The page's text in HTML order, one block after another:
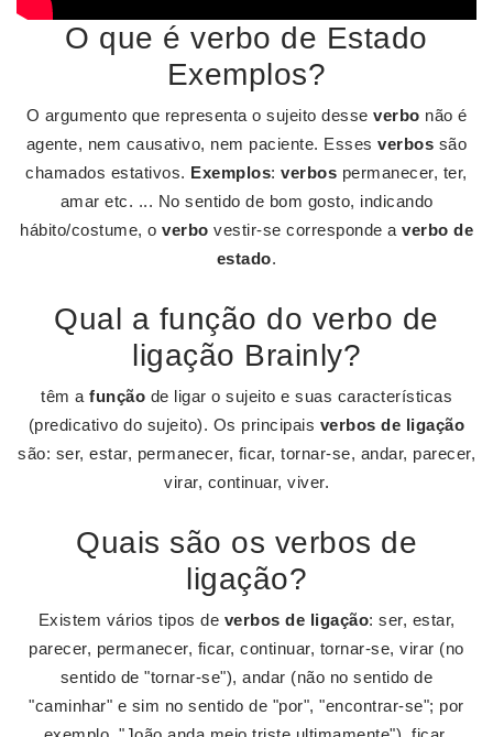
O que é verbo de Estado
Exemplos?
O argumento que representa o sujeito desse verbo não é
agente, nem causativo, nem paciente. Essesverbos são
chamados estativos. Exemplos:verbos permanecer, ter,
amar etc. ... No sentido de bom gosto, indicando
hábito/costume, o verbo vestir-se corresponde a verbo de
estado.
Qual a função do verbo de
ligação Brainly?
têm a função de ligar o sujeito e suas características
(predicativo do sujeito). Os principais verbos de ligação
são: ser, estar, permanecer, ficar, tornar-se, andar, parecer,
virar, continuar, viver.
Quais são os verbos de
ligação?
Existem vários tipos de verbos de ligação: ser, estar,
parecer, permanecer, ficar, continuar, tornar-se, virar (no
sentido de "tornar-se"), andar (não no sentido de
"caminhar" e sim no sentido de "por", "encontrar-se"; por